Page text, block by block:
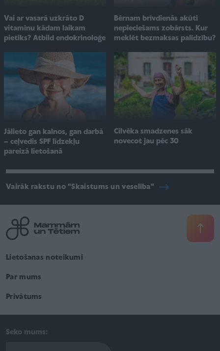
Vai ar vasarā uzkrāto D
vitamīnu kādam laikam
pietiks? Atbild endokrinoloģe
Bērnam brīvdienās akūti
nepieciešams zobārsts. Kur
meklēt bezmaksas palīdzību?
Jālieto gan kalnos, gan darbā
– ceļvedis SPF līdzekļu
pareizā lietošanā
Cilvēka smadzenes sāk
novecot jau pēc 30
Vairāk rakstu no "Skaistums un veselība"
Lietošanas noteikumi
Par mums
Privātums
Seko mums: